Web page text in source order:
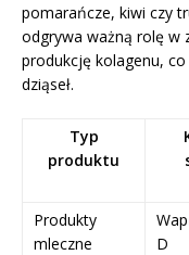
pomarańcze, kiwi czy
odgrywa ważną rolę w
produkcję kolagenu,
dziąseł.
Typ
produktu
Produkty
mleczne
D